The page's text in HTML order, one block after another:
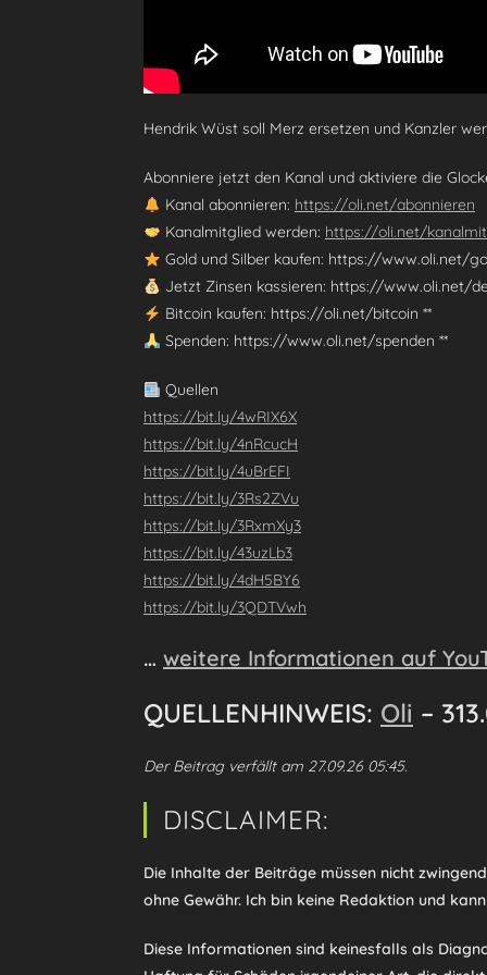
Hendrik Wüst soll Merz ersetzen und Kanzler
Abonniere jetzt den Kanal und aktiviere die
Kanal abonnieren: https://oli.net/abonnieren
Kanalmitglied werden: https://oli.net/
Gold und Silber kaufen: https://www.oli.net/
Jetzt Zinsen kassieren: https://www.oli.net/
Bitcoin kaufen: https://oli.net/bitcoin **
Spenden: https://www.oli.net/spenden **
Quellen
https://bit.ly/4wRIX6X
https://bit.ly/4nRcucH
https://bit.ly/4uBrEFI
https://bit.ly/3Rs2ZVu
https://bit.ly/3RxmXy3
https://bit.ly/43uzLb3
https://bit.ly/4dH5BY6
https://bit.ly/3QDTVwh
… weitere Informationen auf
QUELLENHINWEIS: Oli –
Der Beitrag verfällt am 27.09.26 05:45.
DISCLAIMER:
Die Inhalte der Beiträge müssen nicht
ohne Gewähr. Ich bin keine Redaktion und
Diese Informationen sind keinesfalls als